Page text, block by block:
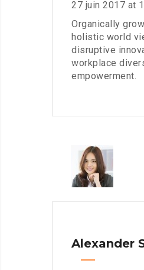
27 juin 2017 at
Organically
holistic world
disruptive
workplace
empowerment.
Alexander